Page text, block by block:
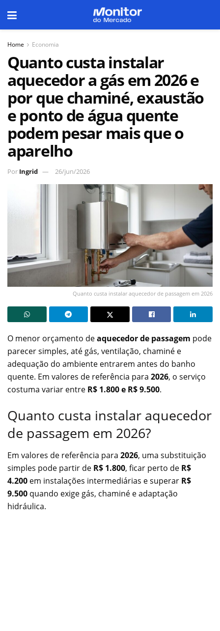
Home Economia
Quanto custa instalar
aquecedor a gás em 2026 e
por que chaminé, exaustão
e ponto de água quente
podem pesar mais que o
aparelho
Por Ingrid 26/jun/2026
Quanto custa instalar aquecedor de passagem em 2026
O menor orçamento deaquecedor de passagem pode
parecer simples, até gás, ventilação, chaminé e
adequação do ambiente entrarem antes do banho
quente. Em valores de referência para 2026, o serviço
costuma variar entre R$ 1.800 e R$ 9.500.
Quanto custa instalar aquecedor
de passagem em 2026?
Em valores de referência para 2026, uma substituição
simples pode partir de R$ 1.800, ficar perto de R$
4.200 em instalações intermediárias e superar R$
9.500 quando exige gás, chaminé e adaptação
hidráulica.